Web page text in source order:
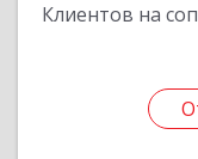
Клиентов на